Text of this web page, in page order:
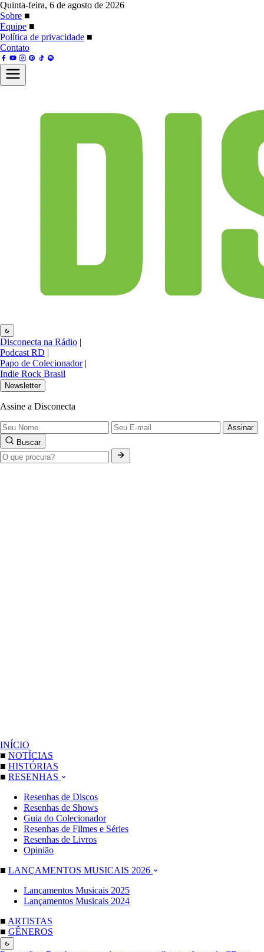
Quinta-feira, 6 de agosto de 2026
Sobre ■
Equipe ■
Política de privacidade ■
Contato
Disconecta na Rádio |
Podcast RD |
Papo de Colecionador |
Indie Rock Brasil
Newsletter
Assine a Disconecta
Assinar
Buscar
INÍCIO
■ NOTÍCIAS
■ HISTÓRIAS
■ RESENHAS
Resenhas de Discos
Resenhas de Shows
Guia do Colecionador
Resenhas de Filmes e Séries
Resenhas de Livros
Opinião
■ LANÇAMENTOS MUSICAIS 2026
Lançamentos Musicais 2025
Lançamentos Musicais 2024
■ ARTISTAS
■ GÊNEROS